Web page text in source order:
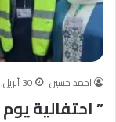
احمد حسين 30 أبريل، 2026
” احتفالية